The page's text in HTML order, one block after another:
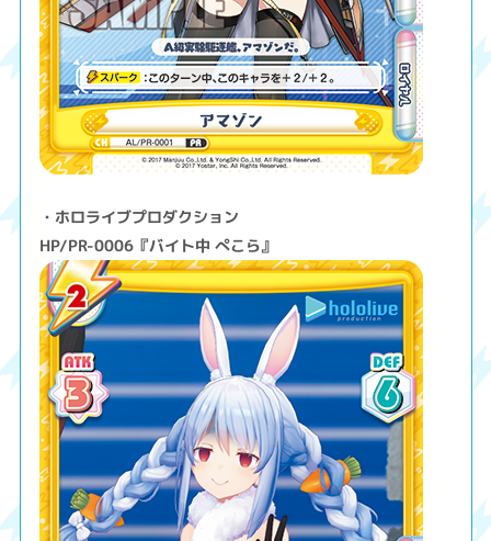
・ホロライブプロダクション
HP/PR-0006『バイト中 ぺこら』